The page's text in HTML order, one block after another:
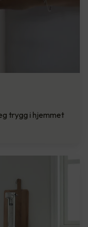
trygg i hjemmet